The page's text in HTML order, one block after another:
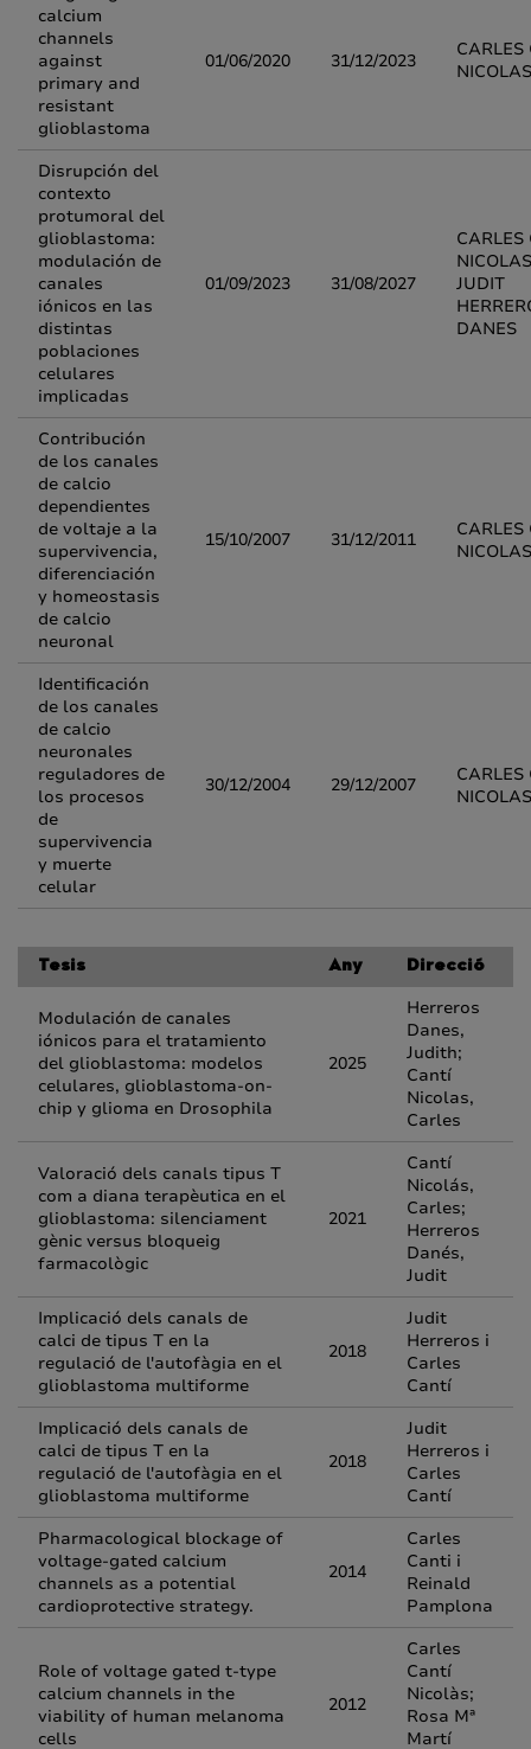
calcium
channels
against
primary and
resistant
glioblastoma
01/06/2020 31/12/2023
CARLES
NICOLAS
Disrupción del
contexto
protumoral del
glioblastoma:
modulación de
canales
iónicos en las
distintas
poblaciones
celulares
implicadas
01/09/2023 31/08/2027
CARLES
JUDIT
DANES
Contribución
de los canales
de calcio
dependientes
de voltaje a la
supervivencia,
diferenciación
y homeostasis
de calcio
neuronal
15/10/2007 31/12/2011
CARLES
NICOLAS
Identificación
de los canales
de calcio
neuronales
reguladores de
los procesos
de
supervivencia
y muerte
celular
30/12/2004 29/12/2007
CARLES
NICOLAS
Tesis Any Direcció
Modulación de canales
iónicos para el tratamiento
del glioblastoma: modelos
celulares, glioblastoma-on-
chip y glioma en Drosophila
2025
Herreros
Danes,
Judith;
Cantí
Nicolas,
Carles
Valoració dels canals tipus T
com a diana terapèutica en el
glioblastoma: silenciament
gènic versus bloqueig
farmacològic
2021
Cantí
Nicolás,
Carles;
Herreros
Danés,
Judit
Implicació dels canals de
calci de tipus T en la
regulació de l'autofàgia en el
glioblastoma multiforme
2018
Judit
Herreros i
Carles
Cantí
Implicació dels canals de
calci de tipus T en la
regulació de l'autofàgia en el
glioblastoma multiforme
2018
Judit
Herreros i
Carles
Cantí
Pharmacological blockage of
voltage-gated calcium
channels as a potential
cardioprotective strategy.
2014
Carles
Canti i
Reinald
Pamplona
Role of voltage gated t-type
calcium channels in the
viability of human melanoma
cells
2012
Carles
Cantí
Nicolàs;
Rosa Mª
Martí